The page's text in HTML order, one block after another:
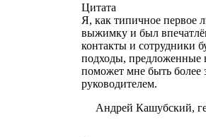
Цитата
Я, как типичное первое
выжимку и был
контакты и сотрудники
подходы, предложенные
поможет мне быть
руководителем.
Андрей Кашубский,